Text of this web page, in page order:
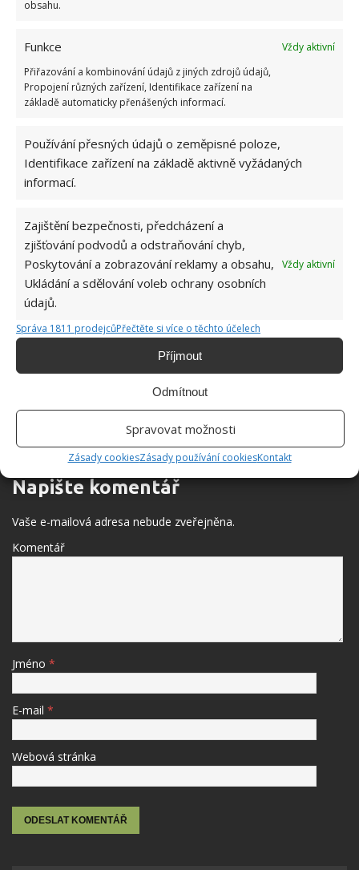
obsahu.
Funkce
Vždy aktivní
Přiřazování a kombinování údajů z jiných zdrojů údajů,
Propojení různých zařízení, Identifikace zařízení na
základě automaticky přenášených informací.
Používání přesných údajů o zeměpisné poloze,
Identifikace zařízení na základě aktivně vyžádaných
informací.
Zajištění bezpečnosti, předcházení a
zjišťování podvodů a odstraňování chyb,
Poskytování a zobrazování reklamy a obsahu,
Ukládání a sdělování voleb ochrany osobních
údajů.
Vždy aktivní
Správa 1811 prodejcůPřečtěte si více o těchto účelech
Příjmout
Odmítnout
Spravovat možnosti
Zásady cookiesZásady používání cookiesKontakt
SOUVISEJÍCÍ ČLÁNKY
má dobrou paměť
Kvíz o změnách na mapě Evropy po pádu
komunismu: S 10 otázkami si poradí hlavně
Kvíz na téma předměty v domácnosti z dob
BUĎTE PRVNÍ KDO PŘIDÁ KOMENTÁŘ
Napište komentář
Vaše e-mailová adresa nebude zveřejněna.
Komentář
Jméno *
E-mail *
Webová stránka